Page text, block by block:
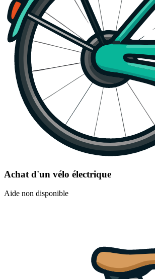
Achat d'un vélo électrique
Aide non disponible